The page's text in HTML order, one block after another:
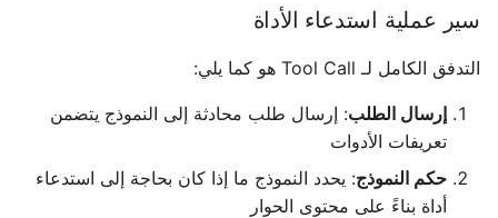
سير عملية استدعاء الأداة
التدفق الكامل لـ Tool Call هو كما يلي:
إرسال الطلب: إرسال طلب محادثة إلى النموذج يتضمن
تعريفات الأدوات
حكم النموذج: يحدد النموذج ما إذا كان بحاجة إلى استدعاء
أداة بناءً على محتوى الحوار